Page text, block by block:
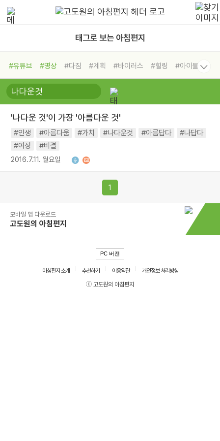
태그로 보는 아침편지
#유튜브 #명상 #다짐 #계획 #바이러스 #힐링
#아이들
#비전캠프
#독서캠프 #삶
#희망
#나눔 #친구 #링컨학교
#독서
#건강 #면역력
'나다운 것'이 가장 '아름다운 것'
#인생 #아름다움 #가치 #나다운것 #아름답다
#나답다
#여정
#비결
2016.7.11. 월요일
1
모바일 앱 다운로드
고도원의 아침편지
PC 버전
아침편지 소개 추천하기 이용약관
개인정보 처리방침
ⓒ 고도원의 아침편지